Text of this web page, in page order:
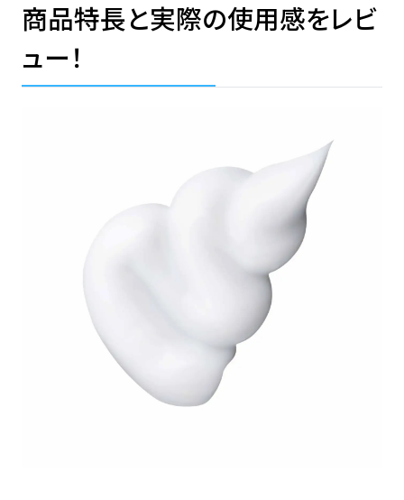
商品特長と実際の使用感をレビ
ュー！